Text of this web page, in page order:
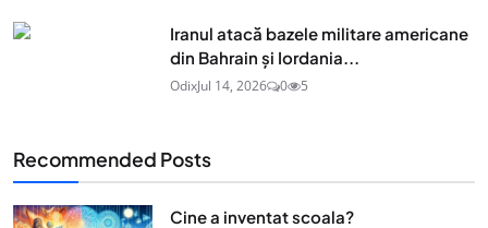
Iranul atacă bazele militare americane
din Bahrain și Iordania...
OdixJul 14, 2026 0 5
Recommended Posts
Cine a inventat scoala?